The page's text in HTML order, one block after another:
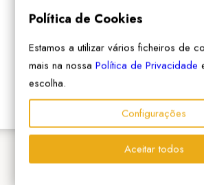
Política de Cookies
Estamos a utilizar vários ficheiros de
mais na nossaPolítica de Privacidade
escolha.
Configurações
Aceitar todos